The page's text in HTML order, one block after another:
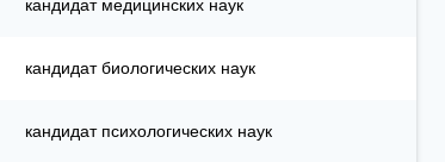
кандидат медицинских наук
кандидат биологических наук
кандидат психологических наук